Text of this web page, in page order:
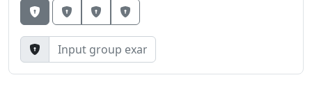
ButtonButtonButton